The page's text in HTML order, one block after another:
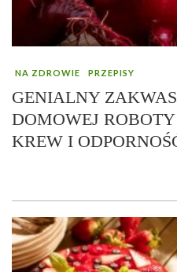
NA ZDROWIE PRZEPISY
GENIALNY
DOMOWEJ
KREW I